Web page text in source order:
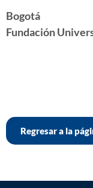
Bogotá
Fundación
Regresar a la